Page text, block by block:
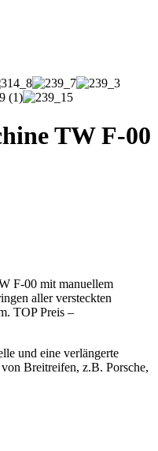
TW F-00
F-00 mit manuellem
aller versteckten
TOP Preis –
und eine verlängerte
Breitreifen, z.B. Porsche,